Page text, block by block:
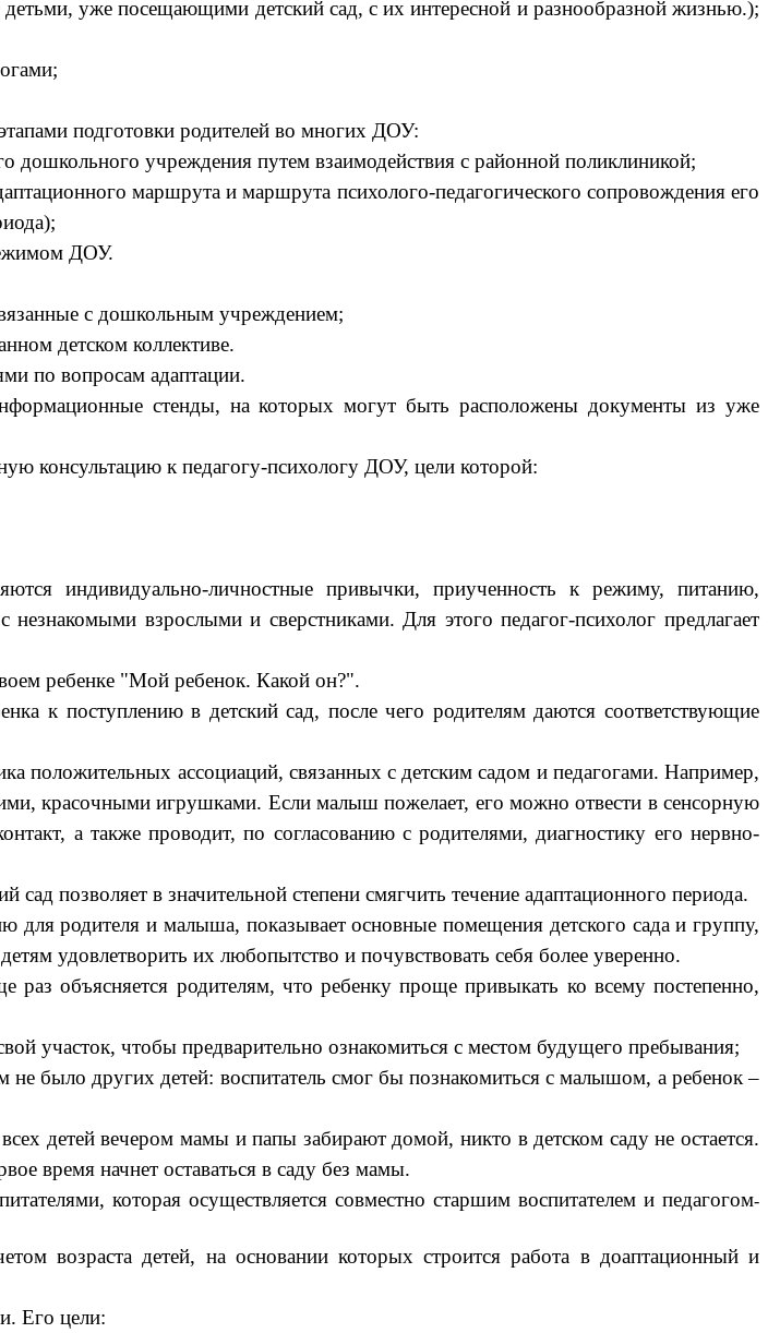
уже посещающими детский сад, с их интересной и разнообразной жизнью.);
подготовки родителей во многих ДОУ:
учреждения путем взаимодействия с районной поликлиникой;
маршрута и маршрута психолого-педагогического сопровождения его
ДОУ.
с дошкольным учреждением;
детском коллективе.
по вопросам адаптации.
стенды, на которых могут быть расположены документы из уже
к педагогу-психологу ДОУ, цели которой:
индивидуально-личностные привычки, приученность к режиму, питанию,
взрослыми и сверстниками. Для этого педагог-психолог предлагает
ребенке "Мой ребенок. Какой он?".
к поступлению в детский сад, после чего родителям даются соответствующие
ассоциаций, связанных с детским садом и педагогами. Например,
красочными игрушками. Если малыш пожелает, его можно отвести в сенсорную
а также проводит, по согласованию с родителями, диагностику его нервно-
позволяет в значительной степени смягчить течение адаптационного периода.
родителя и малыша, показывает основные помещения детского сада и группу,
удовлетворить их любопытство и почувствовать себя более уверенно.
родителям, что ребенку проще привыкать ко всему постепенно,
участок, чтобы предварительно ознакомиться с местом будущего пребывания;
было других детей: воспитатель смог бы познакомиться с малышом, а ребенок –
детей вечером мамы и папы забирают домой, никто в детском саду не остается.
время начнет оставаться в саду без мамы.
которая осуществляется совместно старшим воспитателем и педагогом-
детей, на основании которых строится работа в доаптационный и
Его цели: